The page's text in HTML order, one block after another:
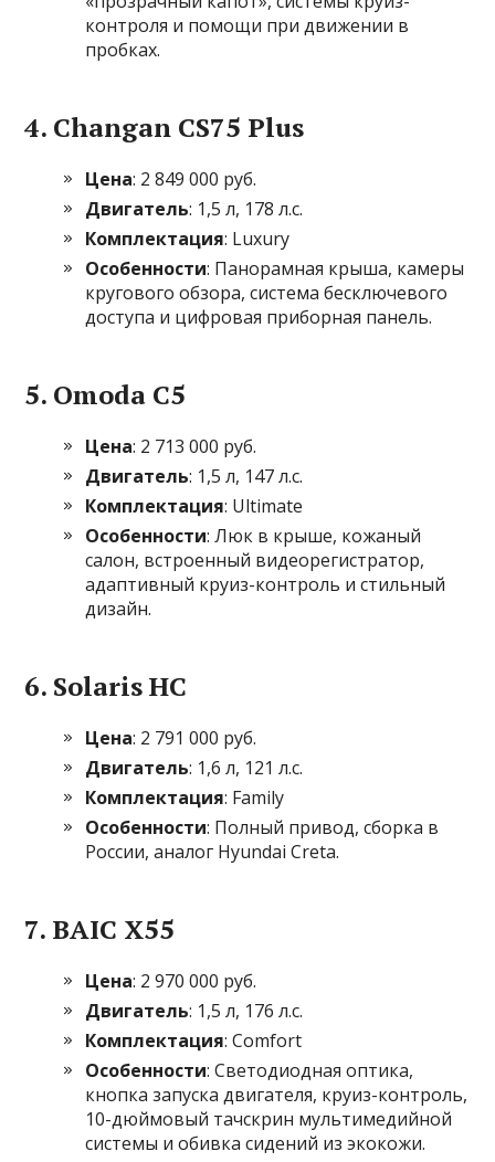
контроля и помощи при движении в
пробках.
4. Changan CS75 Plus
Цена: 2 849 000 руб.
Двигатель: 1,5 л, 178 л.с.
Комплектация: Luxury
Особенности: Панорамная крыша, камеры
кругового обзора, система бесключевого
доступа и цифровая приборная панель.
5. Omoda C5
Цена: 2 713 000 руб.
Двигатель: 1,5 л, 147 л.с.
Комплектация: Ultimate
Особенности: Люк в крыше, кожаный
салон, встроенный видеорегистратор,
адаптивный круиз-контроль и стильный
дизайн.
6. Solaris HC
Цена: 2 791 000 руб.
Двигатель: 1,6 л, 121 л.с.
Комплектация: Family
Особенности: Полный привод, сборка в
России, аналог Hyundai Creta.
7. BAIC X55
Цена: 2 970 000 руб.
Двигатель: 1,5 л, 176 л.с.
Комплектация: Comfort
Особенности: Светодиодная оптика,
кнопка запуска двигателя, круиз-контроль,
10-дюймовый тачскрин мультимедийной
системы и обивка сидений из экокожи.